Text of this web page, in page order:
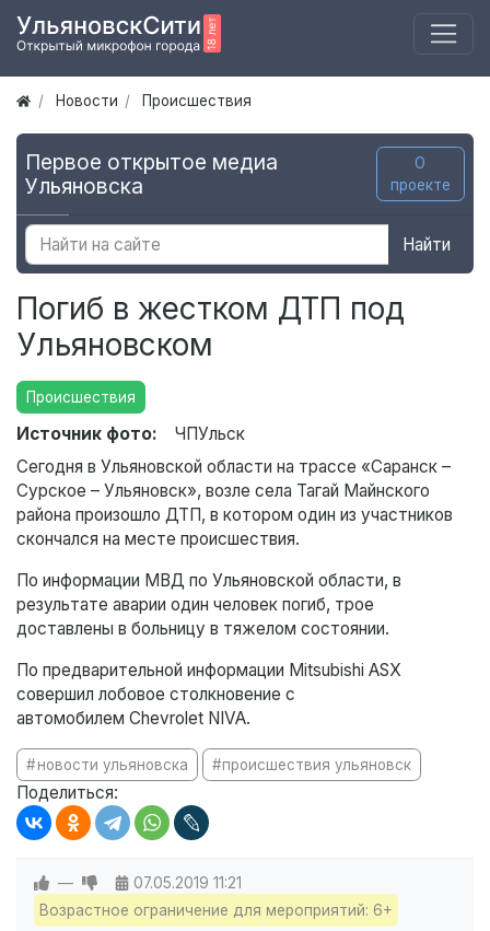
Новости Происшествия
Первое открытое медиа
Ульяновска
О
проекте
Найти
Погиб в жестком ДТП под
Ульяновском
Происшествия
Источник фото:
ЧПУльск
Сегодня в Ульяновской области на трассе «Саранск –
Сурское – Ульяновск», возле села Тагай Майнского
района произошло ДТП, в котором один из участников
скончался на месте происшествия.
По информации МВД по Ульяновской области, в
результате аварии один человек погиб, трое
доставлены в больницу в тяжелом состоянии.
По предварительной информации Mitsubishi ASX
совершил лобовое столкновение с
автомобилем Chevrolet NIVA.
новости ульяновска происшествия ульяновск
Поделиться:
— 07.05.2019 11:21
Возрастное ограничение для мероприятий: 6+